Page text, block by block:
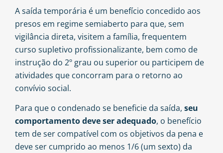
A saída temporária é um benefício concedido aos
presos em regime semiaberto para que, sem
vigilância direta, visitem a família, frequentem
curso supletivo profissionalizante, bem como de
instrução do 2º grau ou superior ou participem de
atividades que concorram para o retorno ao
convívio social.
Para que o condenado se beneficie da saída, seu
comportamento deve ser adequado, o benefício
tem de ser compatível com os objetivos da pena e
deve ser cumprido ao menos 1/6 (um sexto) da